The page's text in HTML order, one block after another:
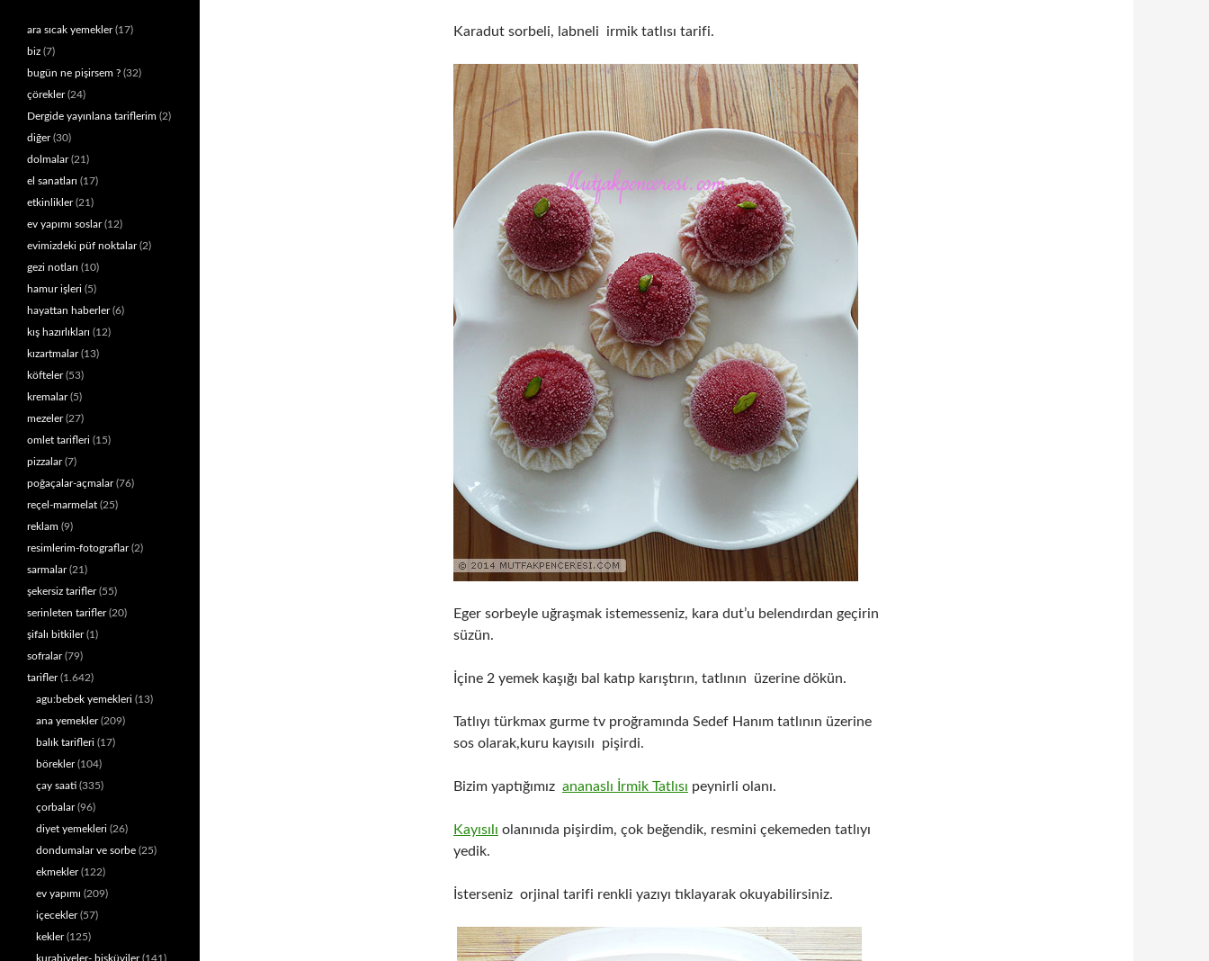
Karadut sorbeli, labneli irmik tatlısı tarifi.
Eger sorbeyle uğraşmak istemesseniz, kara dut’u belendırdan geçirin
süzün.
İçine 2 yemek kaşığı bal katıp karıştırın, tatlının üzerine dökün.
Tatlıyı türkmax gurme tv proğramında Sedef Hanım tatlının üzerine
sos olarak,kuru kayısılı pişirdi.
Bizim yaptığımız ananaslı İrmik Tatlısı peynirli olanı.
Kayısılı olanınıda pişirdim, çok beğendik, resmini çekemeden tatlıyı
yedik.
İsterseniz orjinal tarifi renkli yazıyı tıklayarak okuyabilirsiniz.
ara sıcak yemekler(17)
biz (7)
bugün ne pişirsem ? (32)
çörekler(24)
Dergide yayınlana tariflerim (2)
diğer(30)
dolmalar(21)
el sanatları (17)
etkinlikler(21)
ev yapımı soslar(12)
evimizdeki püf noktalar(2)
gezi notları (10)
hamur işleri (5)
hayattan haberler(6)
kış hazırlıkları (12)
kızartmalar(13)
köfteler(53)
kremalar(5)
mezeler(27)
omlet tarifleri (15)
pizzalar(7)
poğaçalar-açmalar(76)
reçel-marmelat (25)
reklam (9)
resimlerim-fotograflar(2)
sarmalar(21)
şekersiz tarifler(55)
serinleten tarifler(20)
şifalı bitkiler(1)
sofralar(79)
tarifler(1.642)
agu:bebek yemekleri (13)
ana yemekler(209)
balık tarifleri (17)
börekler(104)
çay saati (335)
çorbalar(96)
diyet yemekleri (26)
dondumalar ve sorbe (25)
ekmekler(122)
ev yapımı (209)
içecekler(57)
kekler(125)
kurabiyeler- bisküviler(141)